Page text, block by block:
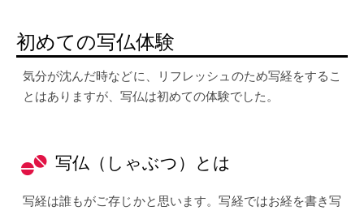
初めての写仏体験
気分が沈んだ時などに、リフレッシュのため写経をするこ
とはありますが、写仏は初めての体験でした。
写仏（しゃぶつ）とは
写経は誰もがご存じかと思います。写経ではお経を書き写